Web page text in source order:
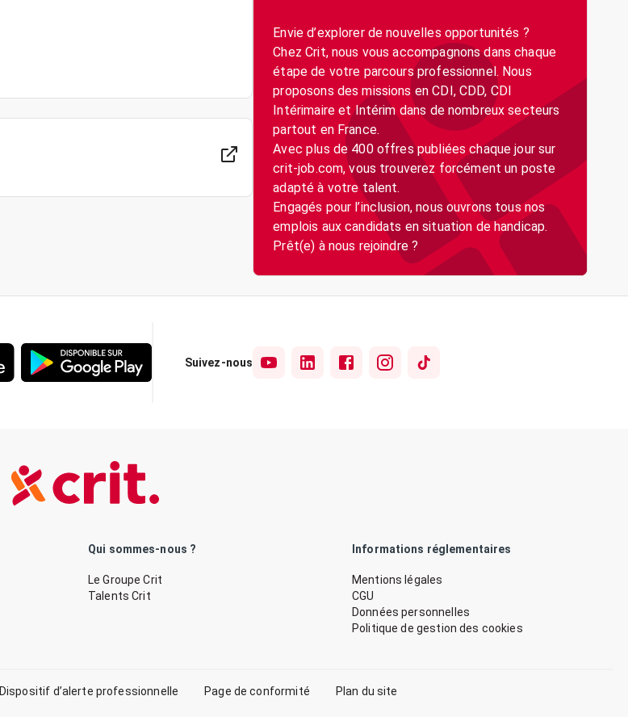
Envie d’explorer de nouvelles opportunités ?
Chez Crit, nous vous accompagnons dans chaque
étape de votre parcours professionnel. Nous
proposons des missions en CDI, CDD, CDI
Intérimaire et Intérim dans de nombreux secteurs
partout en France.
Avec plus de 400 offres publiées chaque jour sur
crit-job.com, vous trouverez forcément un poste
adapté à votre talent.
Engagés pour l’inclusion, nous ouvrons tous nos
emplois aux candidats en situation de handicap.
Suivez-nous
Qui sommes-nous ?
Le Groupe Crit
Talents Crit
Informations réglementaires
Mentions légales
CGU
Données personnelles
Politique de gestion des cookies
Dispositif d’alerte professionnelle Page de conformité Plan du site